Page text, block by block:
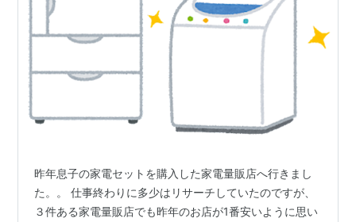
昨年息子の家電セットを購入した家電量販店へ行きまし
た。。 仕事終わりに多少はリサーチしていたのですが、
３件ある家電量販店でも昨年のお店が1番安いように思い